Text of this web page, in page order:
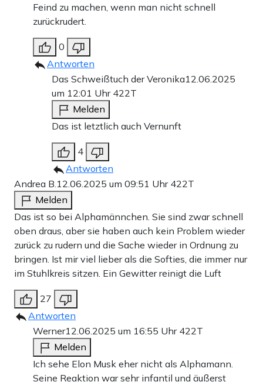
Feind zu machen, wenn man nicht schnell
zurückrudert.
0
Antworten
Das Schweißtuch der Veronika12.06.2025
um 12:01 Uhr 422T
Melden
Das ist letztlich auch Vernunft
4
Antworten
Andrea B. 12.06.2025 um 09:51 Uhr 422T
Melden
Das ist so bei Alphamännchen. Sie sind zwar schnell
oben draus, aber sie haben auch kein Problem wieder
zurück zu rudern und die Sache wieder in Ordnung zu
bringen. Ist mir viel lieber als die Softies, die immer nur
im Stuhlkreis sitzen. Ein Gewitter reinigt die Luft
27
Antworten
Werner12.06.2025 um 16:55 Uhr 422T
Melden
Ich sehe Elon Musk eher nicht als Alphamann.
Seine Reaktion war sehr infantil und äußerst